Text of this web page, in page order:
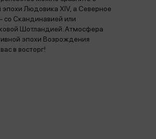
Людовика XIV, а Северное
со Скандинавией или
Шотландией. Атмосфера
эпохи Возрождения
в восторг!